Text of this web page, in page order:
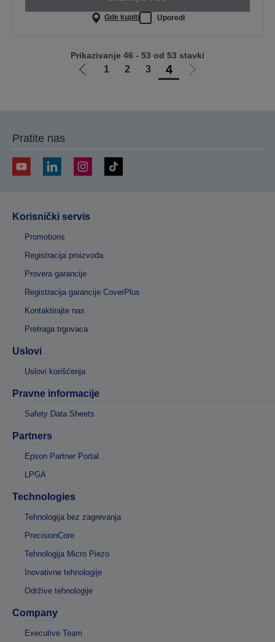
Gde kupiti Uporedi
Idi
1 2 3 4
Idi
Prikazivanje 46 - 53 od 53 stavki
Pratite nas
Korisnički servis
Promotions
Registracija proizvoda
Provera garancije
Registracija garancije CoverPlus
Kontaktirajte nas
Pretraga trgovaca
Uslovi
Uslovi korišćenja
Pravne informacije
Safety Data Sheets
Partners
Epson Partner Portal
LPGA
Technologies
Tehnologija bez zagrevanja
PrecisionCore
Tehnologija Micro Piezo
Inovativne tehnologije
Održive tehnologije
Company
Executive Team